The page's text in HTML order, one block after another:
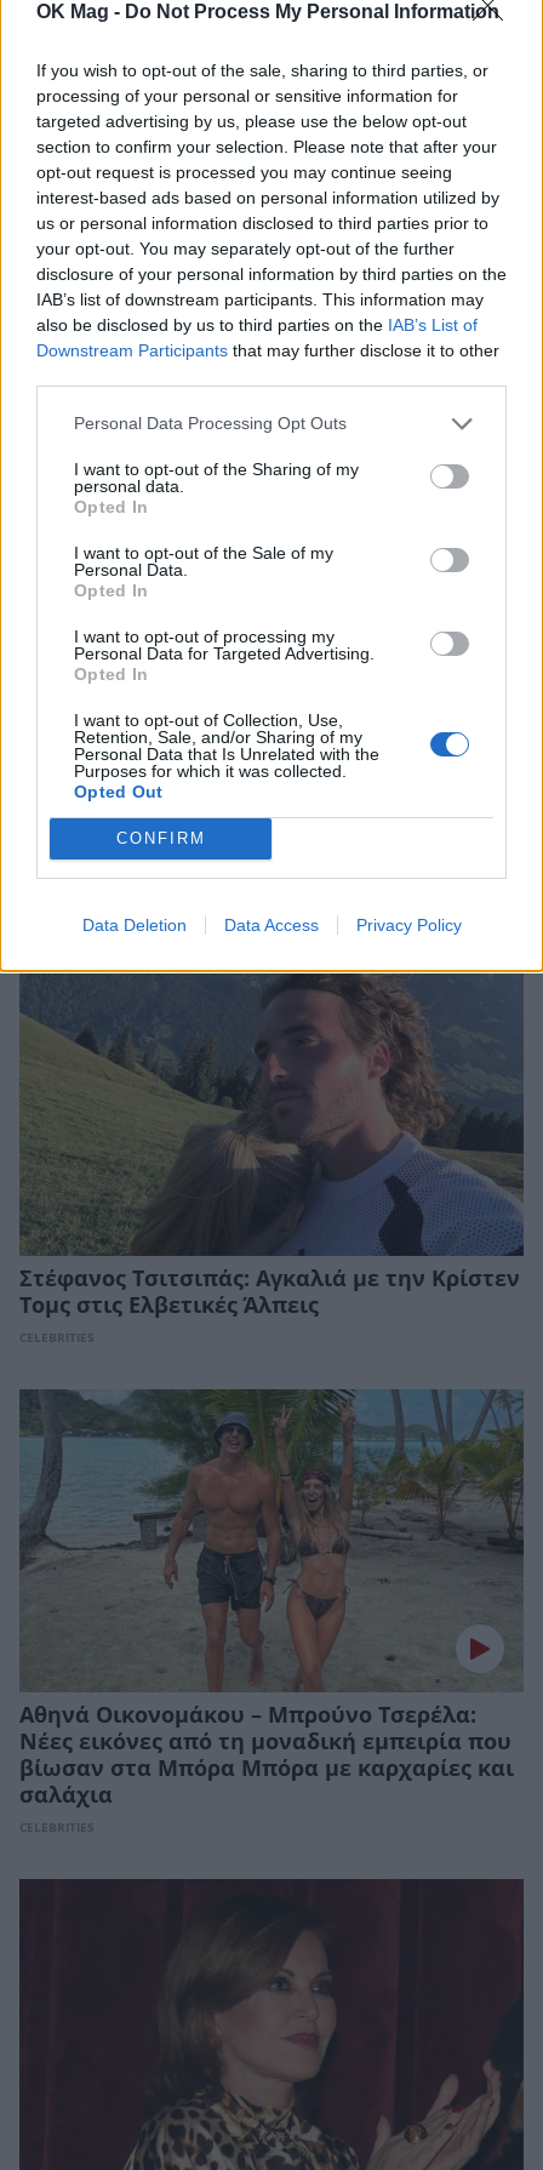
OK Mag - Do Not Process My Personal Information
If you wish to opt-out of the sale, sharing to third parties, or
processing of your personal or sensitive information for
targeted advertising by us, please use the below opt-out
section to confirm your selection. Please note that after your
opt-out request is processed you may continue seeing
interest-based ads based on personal information utilized by
us or personal information disclosed to third parties prior to
your opt-out. You may separately opt-out of the further
disclosure of your personal information by third parties on the
IAB’s list of downstream participants. This information may
also be disclosed by us to third parties on the IAB’s List of
Downstream Participants that may further disclose it to other
Personal Data Processing Opt Outs
I want to opt-out of the Sharing of my
personal data.
Opted In
I want to opt-out of the Sale of my
Personal Data.
Opted In
I want to opt-out of processing my
Personal Data for Targeted Advertising.
Opted In
I want to opt-out of Collection, Use,
Retention, Sale, and/or Sharing of my
Personal Data that Is Unrelated with the
Purposes for which it was collected.
Opted Out
CONFIRM
Data Deletion Data Access Privacy Policy
ΠΕΡΙΣΣΟΤΕΡΑ ΣΤΟ
Έλσα Χοσκ: Η beauty routine που ακολουθεί
Γιάννης Παπαμιχαήλ: Το φορτισμένο μήνυμα
για τον πατέρα του, 22 χρόνια μετά το
Στέφανος Τσιτσιπάς: Αγκαλιά με την Κρίστεν
Τομς στις Ελβετικές Άλπεις
CELEBRITIES
Αθηνά Οικονομάκου – Μπρούνο Τσερέλα:
Νέες εικόνες από τη μοναδική εμπειρία που
βίωσαν στα Μπόρα Μπόρα με καρχαρίες και
σαλάχια
CELEBRITIES